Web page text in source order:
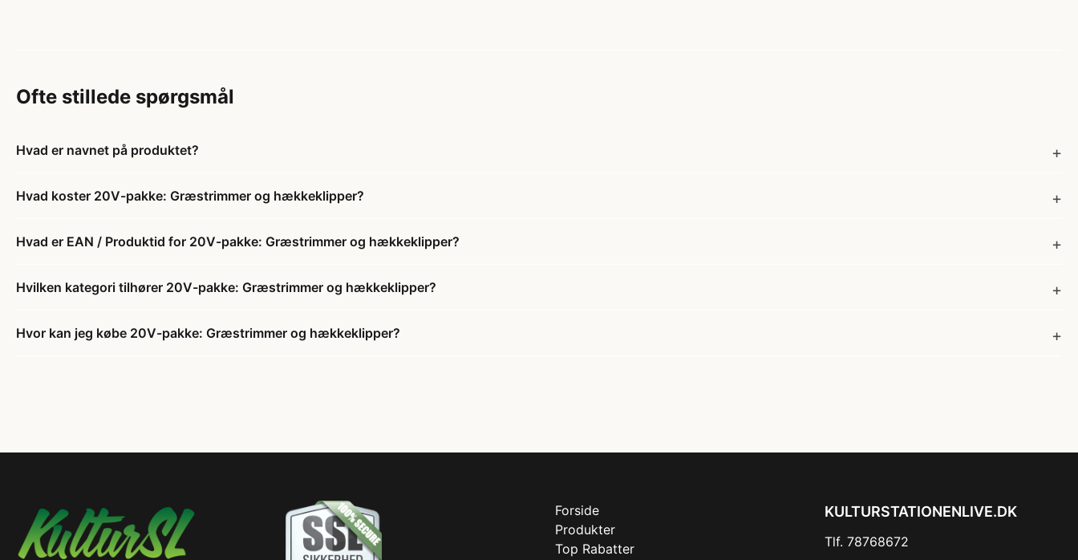
Ofte stillede spørgsmål
Hvad er navnet på produktet?
Hvad koster 20V-pakke: Græstrimmer og hækkeklipper?
Hvad er EAN / Produktid for 20V-pakke: Græstrimmer og hækkeklipper?
Hvilken kategori tilhører 20V-pakke: Græstrimmer og hækkeklipper?
Hvor kan jeg købe 20V-pakke: Græstrimmer og hækkeklipper?
Forside
Produkter
Top Rabatter
KULTURSTATIONENLIVE.DK
Tlf. 78768672